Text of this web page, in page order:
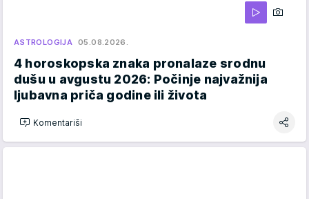
ASTROLOGIJA 05.08.2026.
4 horoskopska znaka pronalaze srodnu
dušu u avgustu 2026: Počinje najvažnija
ljubavna priča godine ili života
Komentariši